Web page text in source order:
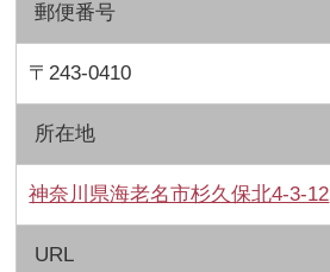
郵便番号
〒243-0410
所在地
神奈川県海老名市杉久保北4-3-12
URL